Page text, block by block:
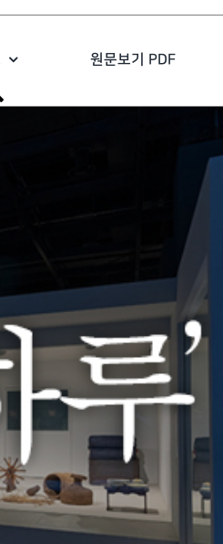
원문보기 PDF